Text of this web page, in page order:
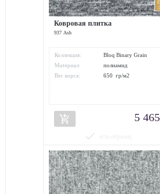
Ковровая плитка
937 Ash
Коллекция:
Bloq Binary Grain
Материал:
полиамид
Вес ворса:
650 гр/м2
add_shopping_cart 5 465